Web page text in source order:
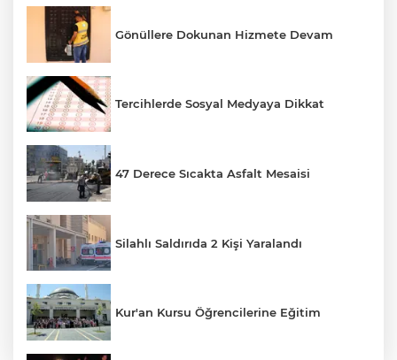
Gönüllere Dokunan Hizmete Devam
Tercihlerde Sosyal Medyaya Dikkat
47 Derece Sıcakta Asfalt Mesaisi
Silahlı Saldırıda 2 Kişi Yaralandı
Kur'an Kursu Öğrencilerine Eğitim